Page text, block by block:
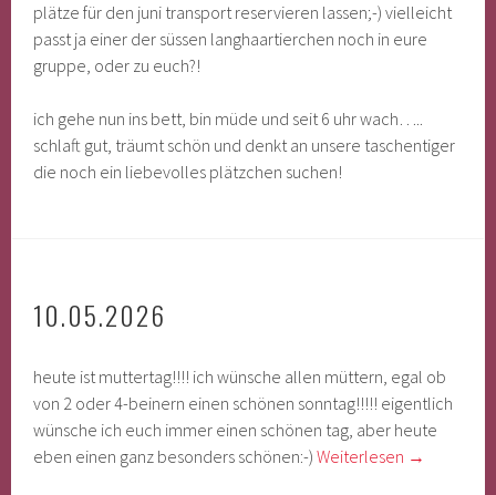
plätze für den juni transport reservieren lassen;-) vielleicht
passt ja einer der süssen langhaartierchen noch in eure
gruppe, oder zu euch?!
ich gehe nun ins bett, bin müde und seit 6 uhr wach…..
schlaft gut, träumt schön und denkt an unsere taschentiger
die noch ein liebevolles plätzchen suchen!
10.05.2026
heute ist muttertag!!!! ich wünsche allen müttern, egal ob
von 2 oder 4-beinern einen schönen sonntag!!!!! eigentlich
wünsche ich euch immer einen schönen tag, aber heute
eben einen ganz besonders schönen:-)Weiterlesen →